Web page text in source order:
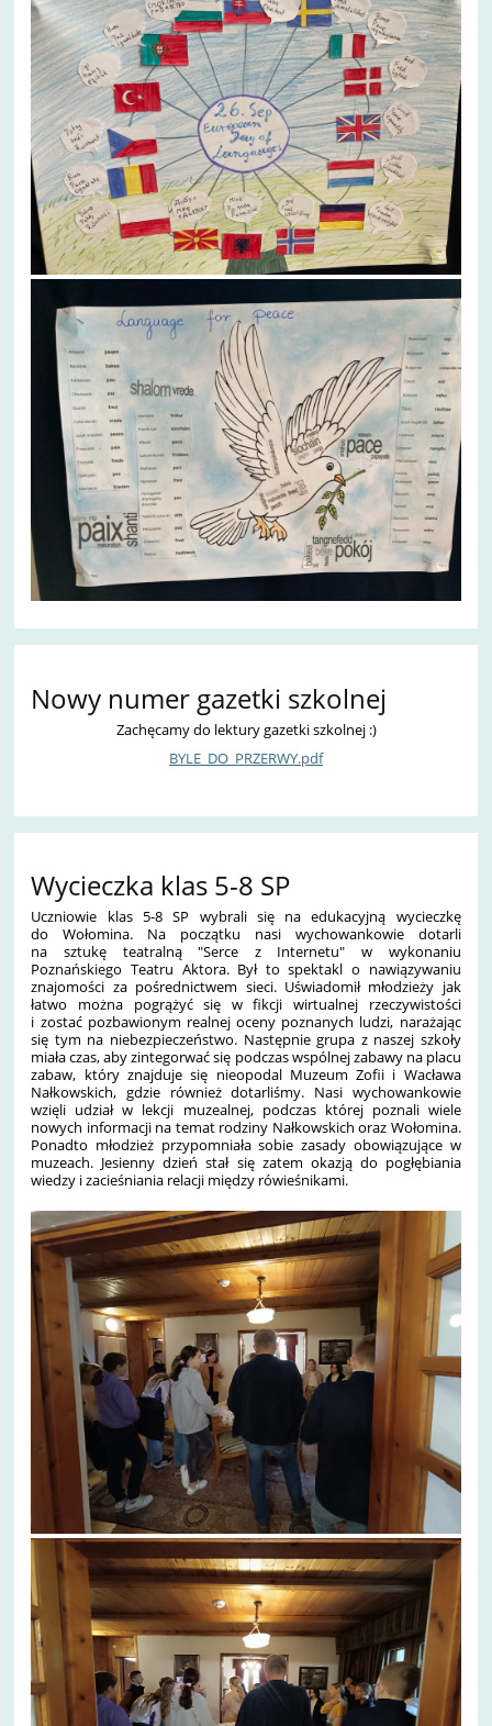
Nowy numer gazetki szkolnej
Zachęcamy do lektury gazetki szkolnej :)
BYLE_DO_PRZERWY.pdf
Wycieczka klas 5-8 SP
Uczniowie klas 5-8 SP wybrali się na edukacyjną wycieczkę
do Wołomina. Na początku nasi wychowankowie dotarli
na sztukę teatralną "Serce z Internetu" w wykonaniu
Poznańskiego Teatru Aktora. Był to spektakl o nawiązywaniu
znajomości za pośrednictwem sieci. Uświadomił młodzieży jak
łatwo można pogrążyć się w fikcji wirtualnej rzeczywistości
i zostać pozbawionym realnej oceny poznanych ludzi, narażając
się tym na niebezpieczeństwo. Następnie grupa z naszej szkoły
miała czas, aby zintegorwać się podczas wspólnej zabawy na placu
zabaw, który znajduje się nieopodal Muzeum Zofii i Wacława
Nałkowskich, gdzie również dotarliśmy. Nasi wychowankowie
wzięli udział w lekcji muzealnej, podczas której poznali wiele
nowych informacji na temat rodziny Nałkowskich oraz Wołomina.
Ponadto młodzież przypomniała sobie zasady obowiązujące w
muzeach. Jesienny dzień stał się zatem okazją do pogłębiania
wiedzy i zacieśniania relacji między rówieśnikami.